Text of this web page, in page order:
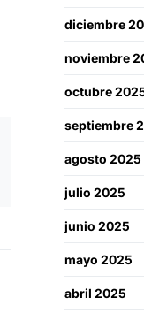
diciembre
noviembre
octubre
septiembre
agosto 2025
julio 2025
junio 2025
mayo 2025
abril 2025